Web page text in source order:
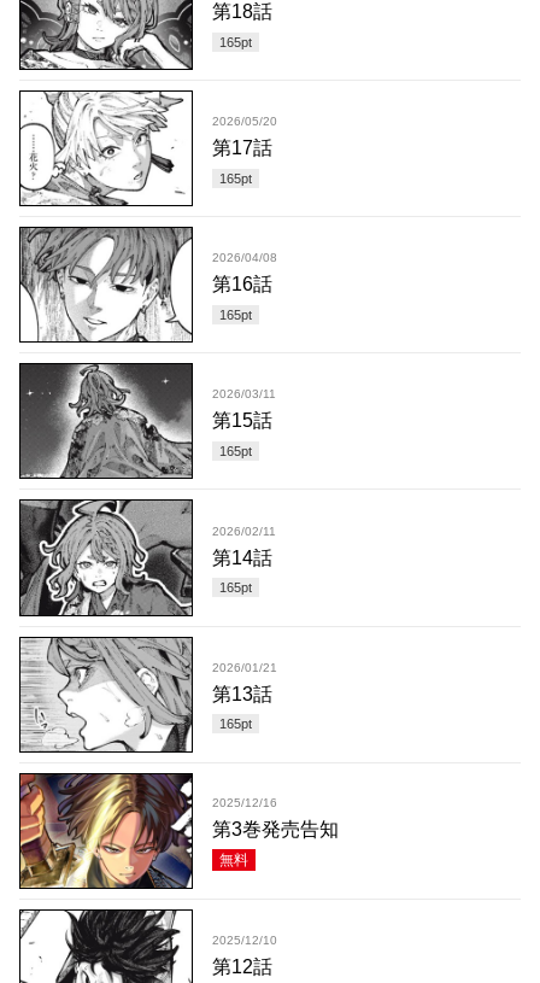
第18話
165pt
2026/05/20
第17話
165pt
2026/04/08
第16話
165pt
2026/03/11
第15話
165pt
2026/02/11
第14話
165pt
2026/01/21
第13話
165pt
2025/12/16
第3巻発売告知
無料
2025/12/10
第12話